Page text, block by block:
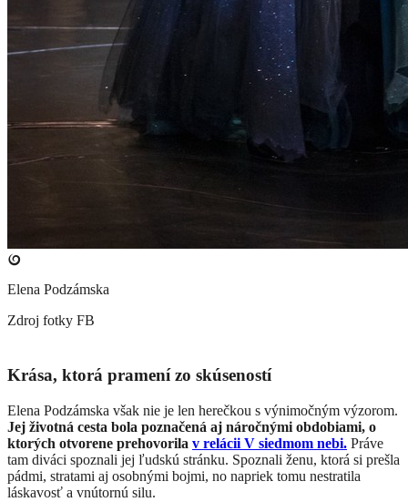
Elena Podzámska
Zdroj fotky FB
Krása, ktorá pramení zo skúseností
Elena Podzámska však nie je len herečkou s výnimočným výzorom.
Jej životná cesta bola poznačená aj náročnými obdobiami, o
ktorých otvorene prehovorila v relácii V siedmom nebi. Práve
tam diváci spoznali jej ľudskú stránku. Spoznali ženu, ktorá si prešla
pádmi, stratami aj osobnými bojmi, no napriek tomu nestratila
láskavosť a vnútornú silu.